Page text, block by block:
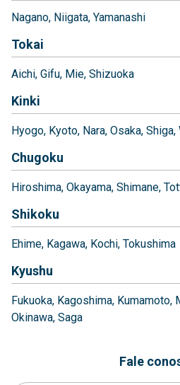
Nagano Niigata Yamanashi
Tokai
Aichi Gifu Mie Shizuoka
Kinki
Hyogo Kyoto Nara Osaka Shiga
Chugoku
Hiroshima Okayama Shimane
Shikoku
Ehime Kagawa Kochi Tokushima
Kyushu
Fukuoka Kagoshima Kumamoto
Okinawa Saga
Fale